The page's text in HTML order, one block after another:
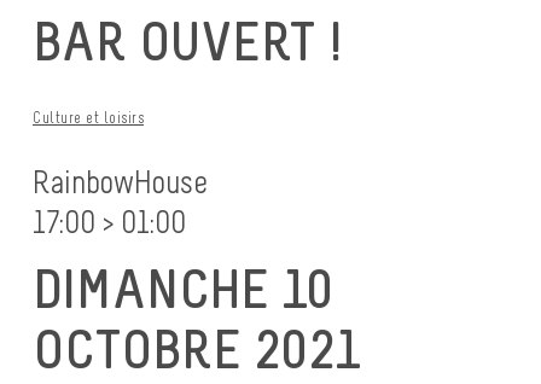
BAR OUVERT !
Culture et loisirs
RainbowHouse
17:00 > 01:00
DIMANCHE 10
OCTOBRE 2021